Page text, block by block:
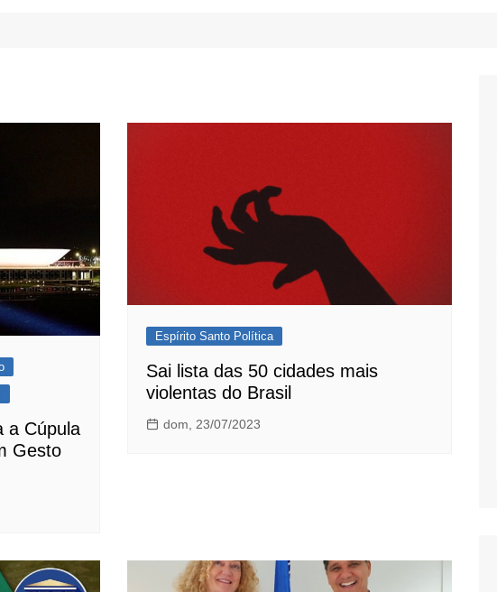
a Cúpula
Gesto
Espírito Santo Política
Sai lista das 50 cidades mais
violentas do Brasil
dom, 23/07/2023